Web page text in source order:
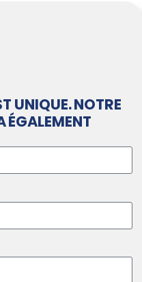
UNIQUE. NOTRE
ÉGALEMENT